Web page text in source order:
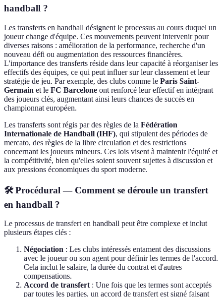
handball ?
Les transferts en handball désignent le processus au cours duquel un
joueur change d'équipe. Ces mouvements peuvent intervenir pour
diverses raisons : amélioration de la performance, recherche d'un
nouveau défi ou augmentation des ressources financières.
L'importance des transferts réside dans leur capacité à réorganiser les
effectifs des équipes, ce qui peut influer sur leur classement et leur
stratégie de jeu. Par exemple, des clubs comme le Paris Saint-
Germain et le FC Barcelone ont renforcé leur effectif en intégrant
des joueurs clés, augmentant ainsi leurs chances de succès en
championnat européen.
Les transferts sont régis par des règles de la Fédération
Internationale de Handball (IHF), qui stipulent des périodes de
mercato, des règles de la libre circulation et des restrictions
concernant les joueurs mineurs. Ces lois visent à maintenir l'équité et
la compétitivité, bien qu'elles soient souvent sujettes à discussion et
aux pressions économiques du sport moderne.
🛠️ Procédural — Comment se déroule un transfert
en handball ?
Le processus de transfert en handball peut être complexe et inclut
plusieurs étapes clés :
Négociation : Les clubs intéressés entament des discussions
avec le joueur ou son agent pour définir les termes de l'accord.
Cela inclut le salaire, la durée du contrat et d'autres
compensations.
Accord de transfert : Une fois que les termes sont acceptés
par toutes les parties, un accord de transfert est signé faisant